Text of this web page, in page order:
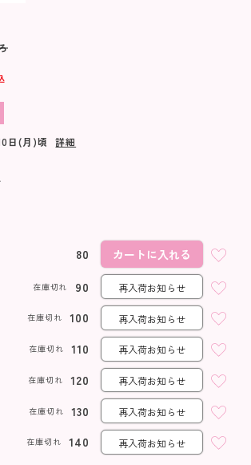
日(月)頃 詳細
80 カートに入れる
90
在庫切れ 再入荷お知らせ
100
在庫切れ 再入荷お知らせ
110
在庫切れ 再入荷お知らせ
120
在庫切れ 再入荷お知らせ
130
在庫切れ 再入荷お知らせ
140
在庫切れ 再入荷お知らせ